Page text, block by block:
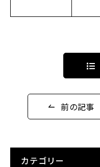
English
お問い合わせ
採用情報
前の記事
カテゴリー